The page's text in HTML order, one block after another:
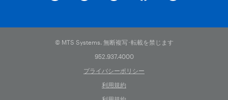
© MTS Systems. 無断複写･転載を禁じます
952.937.4000
プライバシーポリシー
利用規約